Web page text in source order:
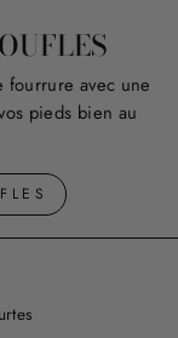
fourrure avec une
pieds bien au